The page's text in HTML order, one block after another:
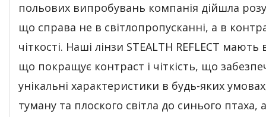
польових випробувань компанія дійшла
що справа не в світлопропусканні, а в
чіткості. Наші лінзи STEALTH REFLECT мають
що покращує контраст і чіткість, що
унікальні характеристики в будь-яких
туману та плоского світла до синього птаха,